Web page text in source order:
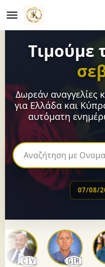
Τιμούμε
Δωρεάν αναγγελίες
για Ελλάδα και
αυτόματη
07/08/
🇨🇾 🇬🇷